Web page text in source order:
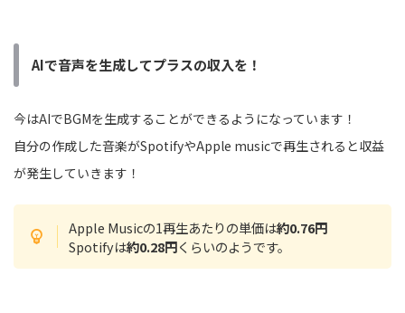
AIで音声を生成してプラスの収入を！
今はAIでBGMを生成することができるようになっています！
自分の作成した音楽がSpotifyやApple musicで再生されると収益
が発生していきます！
Apple Musicの1再生あたりの単価は約0.76円
Spotifyは約0.28円くらいのようです。